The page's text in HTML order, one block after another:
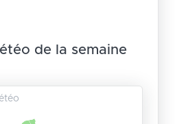
de la semaine